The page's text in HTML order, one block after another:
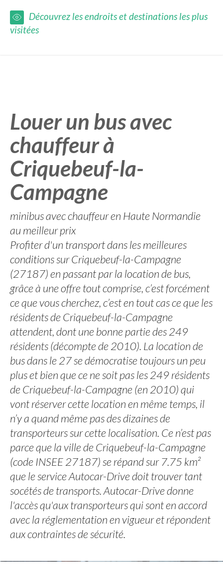
Découvrez les endroits et destinations les plus
visitées
Louer un bus avec
chauffeur à
Criquebeuf-la-
Campagne
minibus avec chauffeur en Haute Normandie
au meilleur prix
Profiter d'un transport dans les meilleures
conditions sur Criquebeuf-la-Campagne
(27187) en passant par la location de bus,
grâce à une offre tout comprise, c’est forcément
ce que vous cherchez, c’est en tout cas ce que les
résidents de Criquebeuf-la-Campagne
attendent, dont une bonne partie des 249
résidents (décompte de 2010). La location de
bus dans le 27 se démocratise toujours un peu
plus et bien que ce ne soit pas les 249 résidents
de Criquebeuf-la-Campagne (en 2010) qui
vont réserver cette location en même temps, il
n’y a quand même pas des dizaines de
transporteurs sur cette localisation. Ce n’est pas
parce que la ville de Criquebeuf-la-Campagne
(code INSEE 27187) se répand sur 7.75 km²
que le service Autocar-Drive doit trouver tant
socétés de transports. Autocar-Drive donne
l'accès qu'aux transporteurs qui sont en accord
avec la réglementation en vigueur et répondent
aux contraintes de sécurité.